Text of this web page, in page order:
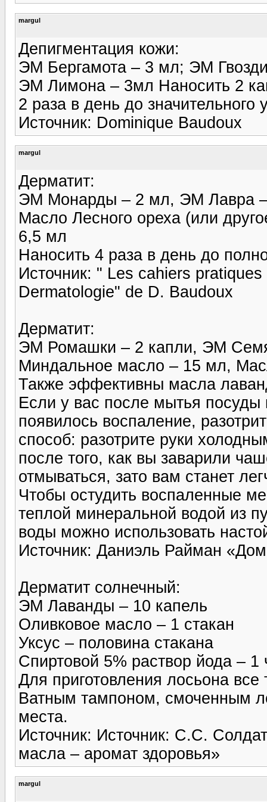
margul
Депигментация кожи:
ЭМ Бергамота – 3 мл; ЭМ
ЭМ Лимона – 3мл Наносить 2
2 раза в день до значительного
Источник: Dominique Baudoux
margul
Дерматит:
ЭМ Монарды – 2 мл, ЭМ Лавра
Масло Лесного ореха (или
6,5 мл
Наносить 4 раза в день до
Источник: " Les cahiers
Dermatologie" de D. Baudoux
Дерматит:
ЭМ Ромашки – 2 капли, ЭМ
Миндальное масло – 15 мл,
Также эффективны масла
Если у вас после мытья посуды
появилось воспа­ление,
способ: разотрите руки
после того, как вы заварили
отмываться, зато вам станет
Чтобы остудить воспаленные
теплой минераль­ной водой из
воды можно использовать
Источник: Даниэль Райман
Дерматит солнечный:
ЭМ Лаванды – 10 капель
Оливковое масло – 1 стакан
Уксус – половина стакана
Спиртовой 5% раствор йода – 1
Для приготовления лосьона
Ватным тампоном, смоченным
места.
Источник: Источник: С.С.
масла – аромат здоровья»
margul